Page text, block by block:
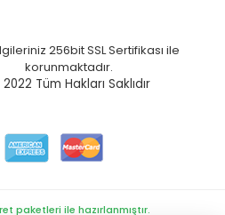
256bit SSL Sertifikası ile
korunmaktadır.
Tüm Hakları Saklıdır
paketleri ile hazırlanmıştır.